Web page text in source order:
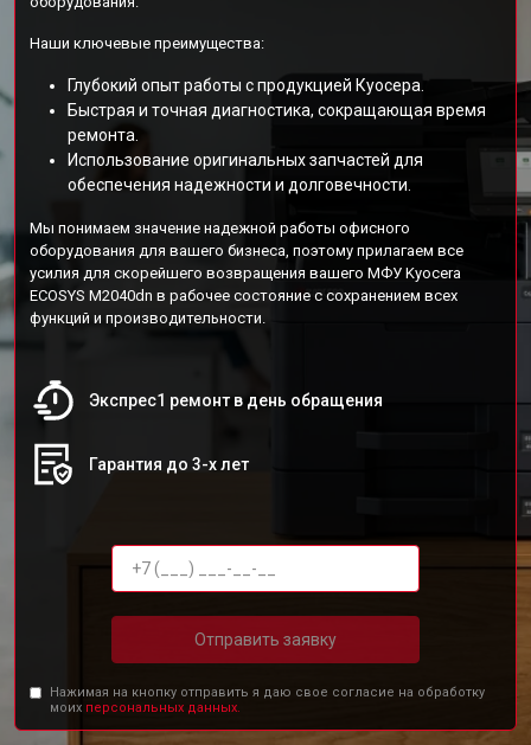
Наши ключевые преимущества:
Глубокий опыт работы с продукцией Куосера.
Быстрая и точная диагностика, сокращающая время
ремонта.
Использование оригинальных запчастей для
обеспечения надежности и долговечности.
Мы понимаем значение надежной работы офисного
оборудования для вашего бизнеса, поэтому прилагаем все
усилия для скорейшего возвращения вашего МФУ Kyocera
ECOSYS M2040dn в рабочее состояние с сохранением всех
функций и производительности.
Экспрес1 ремонт в день обращения
Гарантия до 3-х лет
Отправить заявку
Нажимая на кнопку отправить я даю свое согласие на обработку
моих персональных данных.